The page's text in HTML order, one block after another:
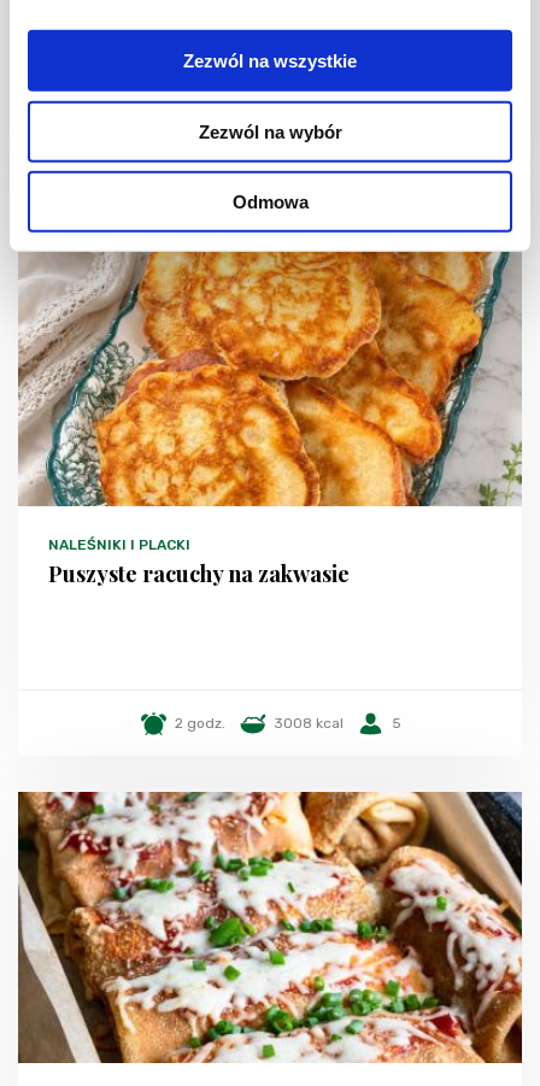
Zezwól na wszystkie
Zezwól na wybór
Odmowa
2 godz. 3010 kcal 6
NALEŚNIKI I PLACKI
Puszyste racuchy na zakwasie
2 godz. 3008 kcal 5